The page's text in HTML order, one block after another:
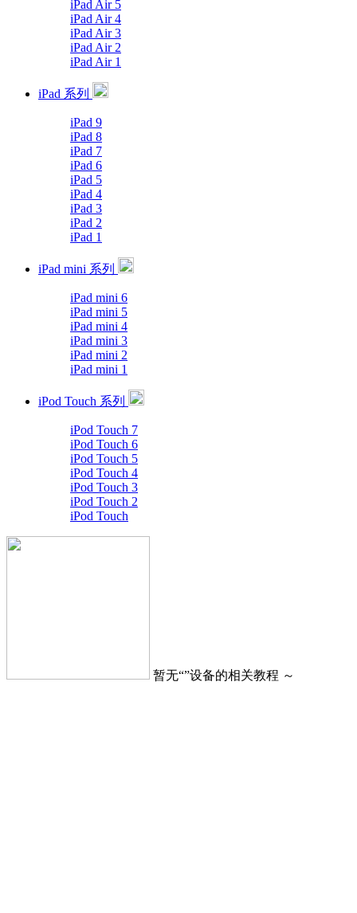
iPad Air 5
iPad Air 4
iPad Air 3
iPad Air 2
iPad Air 1
iPad 系列
iPad 9
iPad 8
iPad 7
iPad 6
iPad 5
iPad 4
iPad 3
iPad 2
iPad 1
iPad mini 系列
iPad mini 6
iPad mini 5
iPad mini 4
iPad mini 3
iPad mini 2
iPad mini 1
iPod Touch 系列
iPod Touch 7
iPod Touch 6
iPod Touch 5
iPod Touch 4
iPod Touch 3
iPod Touch 2
iPod Touch
暂无“”设备的相关教程 ～